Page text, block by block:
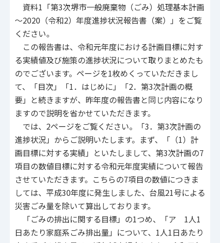
資料1「第3次堺市一般廃棄物（ごみ）処理基本計画
～2020（令和2）年度進捗状況報告書（案）」をご覧
ください。
この報告書は、令和元年度における計画目標に対す
る実績値及び施策の進捗状況について取りまとめたも
のでございます。ページを1枚めくっていただきまし
て、「目次」「1．はじめに」「2．第3次計画の概
要」と続きますが、昨年度の報告書と同じ内容になり
ますので説明を省かせていただきます。
では、2ページをご覧ください。「3．第3次計画の
進捗状況」からご説明いたします。まず、「（1）計
画目標に対する実績」といたしまして、第3次計画の7
項目の数値目標に対する令和元年度実績について報告
させていただきます。こちらの7項目の数値につきま
しては、平成30年度に発生しました、台風21号による
災害ごみ量を除いて算出しております。
「ごみの排出に関する目標」の1つめ、「ア 1人1
日あたり家庭系ごみ排出量」について、1人1日あたり